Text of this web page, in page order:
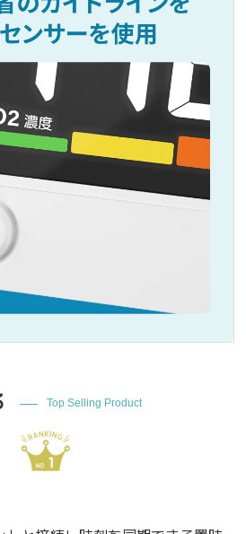
Top Selling Product